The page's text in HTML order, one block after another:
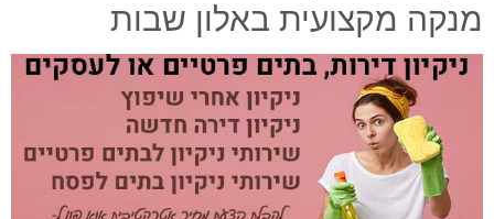
מנקה מקצועית באלון שבות